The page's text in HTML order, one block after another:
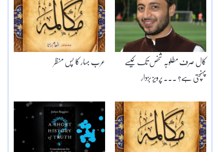
عرب بہار کا پس منظر کال صرف مطلوبہ شخص تک کیسے
پہنچتی ہے؟ ۔۔۔ پرویز بزدار